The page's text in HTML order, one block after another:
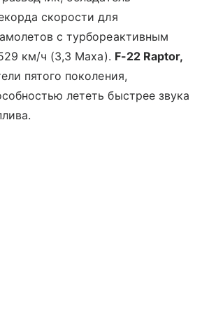
скорости для
с турбореактивным
км/ч (3,3 Маха). F-22 Raptor,
пятого поколения,
лететь быстрее звука